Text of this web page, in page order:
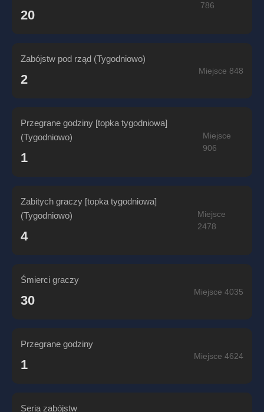
20
786
Zabójstw pod rząd (Tygodniowo)
2
Miejsce 848
Przegrane godziny [topka tygodniowa]
(Tygodniowo)
1
Miejsce
906
Zabitych graczy [topka tygodniowa]
(Tygodniowo)
4
Miejsce
2478
Śmierci graczy
30
Miejsce 4035
Przegrane godziny
1
Miejsce 4624
Seria zabójstw